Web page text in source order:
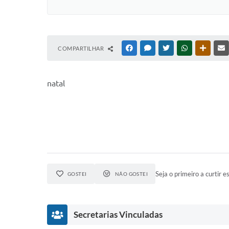
COMPARTILHAR FACEBOOKMESSENGER
TWITTERWHATSAPP
natal
GOSTEI NÃO GOSTEI Seja o primeiro a curtir
Secretarias Vinculadas